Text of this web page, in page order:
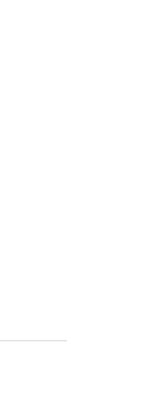
Kirman